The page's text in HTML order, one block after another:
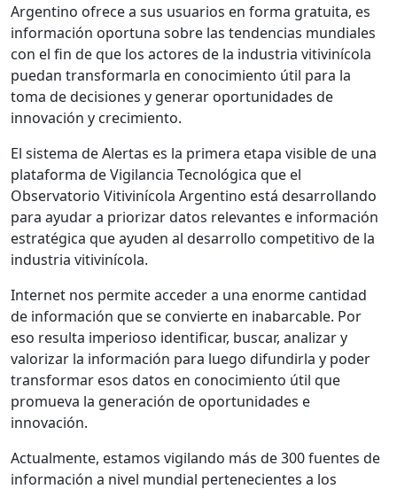
Argentino ofrece a sus usuarios en forma gratuita, es
información oportuna sobre las tendencias mundiales
con el fin de que los actores de la industria vitivinícola
puedan transformarla en conocimiento útil para la
toma de decisiones y generar oportunidades de
innovación y crecimiento.
El sistema de Alertas es la primera etapa visible de una
plataforma de Vigilancia Tecnológica que el
Observatorio Vitivinícola Argentino está desarrollando
para ayudar a priorizar datos relevantes e información
estratégica que ayuden al desarrollo competitivo de la
industria vitivinícola.
Internet nos permite acceder a una enorme cantidad
de información que se convierte en inabarcable. Por
eso resulta imperioso identificar, buscar, analizar y
valorizar la información para luego difundirla y poder
transformar esos datos en conocimiento útil que
promueva la generación de oportunidades e
innovación.
Actualmente, estamos vigilando más de 300 fuentes de
información a nivel mundial pertenecientes a los